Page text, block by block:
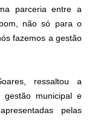
parceria entre a
não só para o
fazemos a gestão
ressaltou a
municipal e
pelas